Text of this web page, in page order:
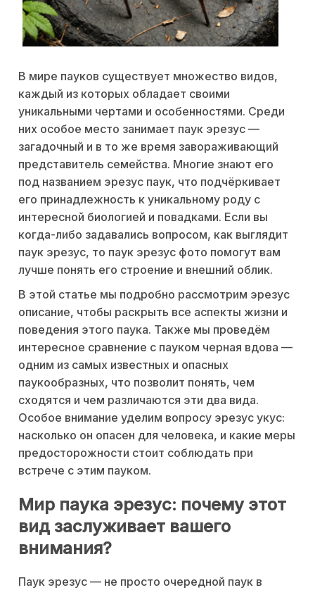
В мире пауков существует множество видов,
каждый из которых обладает своими
уникальными чертами и особенностями. Среди
них особое место занимает паук эрезус —
загадочный и в то же время завораживающий
представитель семейства. Многие знают его
под названием эрезус паук, что подчёркивает
его принадлежность к уникальному роду с
интересной биологией и повадками. Если вы
когда-либо задавались вопросом, как выглядит
паук эрезус, то паук эрезус фото помогут вам
лучше понять его строение и внешний облик.
В этой статье мы подробно рассмотрим эрезус
описание, чтобы раскрыть все аспекты жизни и
поведения этого паука. Также мы проведём
интересное сравнение с пауком черная вдова —
одним из самых известных и опасных
паукообразных, что позволит понять, чем
сходятся и чем различаются эти два вида.
Особое внимание уделим вопросу эрезус укус:
насколько он опасен для человека, и какие меры
предосторожности стоит соблюдать при
встрече с этим пауком.
Мир паука эрезус: почему этот
вид заслуживает вашего
внимания?
Паук эрезус — не просто очередной паук в